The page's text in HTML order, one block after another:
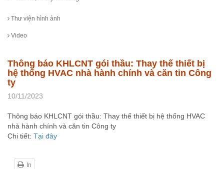
Thư viện hình ảnh
Video
Thông báo KHLCNT gói thầu: Thay thế thiết bị
hệ thống HVAC nhà hành chính và căn tin Công
ty
10/11/2023
Thông báo KHLCNT gói thầu: Thay thế thiết bị hệ thống HVAC
nhà hành chính và căn tin Công ty
Chi tiết: Tại đây
In